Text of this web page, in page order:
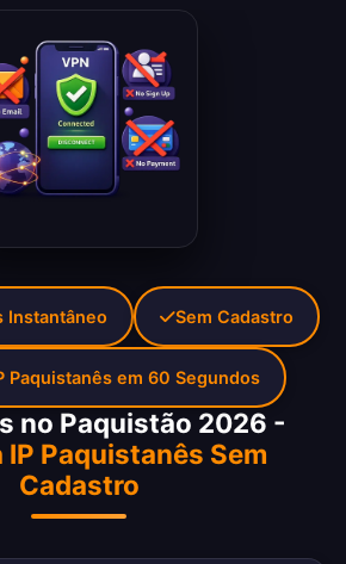
no Paquistão 2026 -
IP Paquistanês Sem
Cadastro
Instantâneo Sem Cadastro
Paquistanês em 60 Segundos